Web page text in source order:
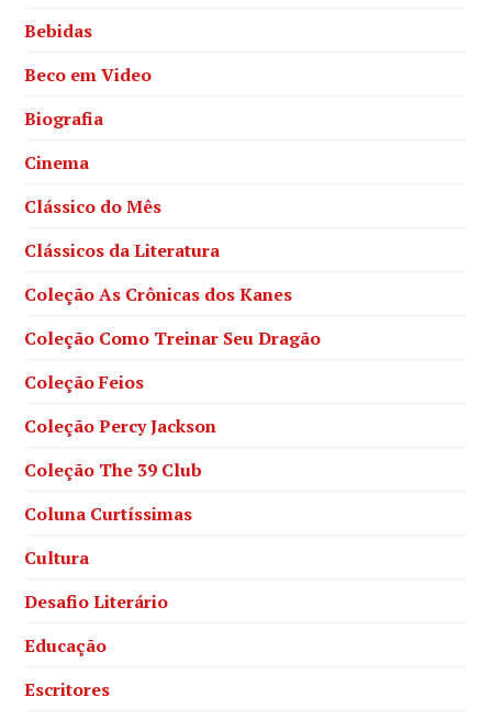
Bebidas
Beco em Video
Biografia
Cinema
Clássico do Mês
Clássicos da Literatura
Coleção As Crônicas dos Kanes
Coleção Como Treinar Seu Dragão
Coleção Feios
Coleção Percy Jackson
Coleção The 39 Club
Coluna Curtíssimas
Cultura
Desafio Literário
Educação
Escritores